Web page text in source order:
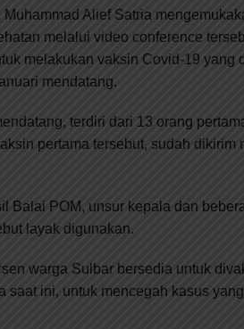
Alief Satria
melalui video conference
melakukan vaksin Covid-19 yang
mendatang.
terdiri dari 13 orang
pertama tersebut, sudah dikirim
Balai POM, unsur kepala dan
layak digunakan.
warga Sulbar bersedia untuk
saat ini, untuk mencegah kasus